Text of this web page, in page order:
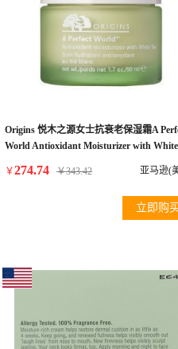
Origins 悦木之源女士抗衰老保湿霜A
World Antioxidant Moisturizer with White
￥274.74 ￥343.42 亚马逊(
立即购